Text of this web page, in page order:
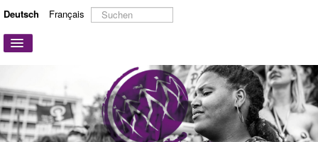
Deutsch Français
Suchen
...
Navigation
ÜBER UNS
AKTIONEN UND KAMPAGNEN